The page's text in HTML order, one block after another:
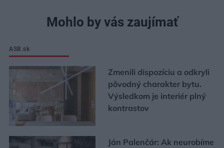
Mohlo by vás zaujímať
ASB.sk
Zmenili dispozíciu a odkryli
pôvodný charakter bytu.
Výsledkom je interiér plný
kontrastov
Ján Palenčár: Ak neurobíme